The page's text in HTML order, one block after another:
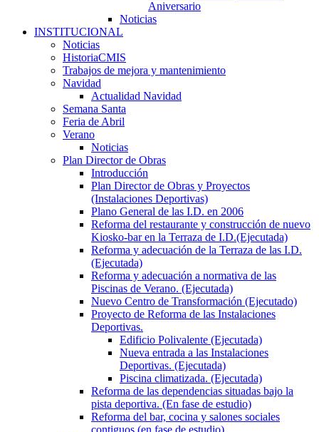
Aniversario
Noticias
INSTITUCIONAL
Noticias
HistoriaCMIS
Trabajos de mejora y mantenimiento
Navidad
Actualidad Navidad
Semana Santa
Feria de Abril
Verano
Noticias
Plan Director de Obras
Introducción
Plan Director de Obras y Proyectos
(Instalaciones Deportivas)
Plano General de las I.D. en 2006
Reforma del restaurante y construcción de nuevo
Kiosko-bar en la Terraza de I.D.(Ejecutada)
Reforma y adecuación de la Terraza de las I.D.
(Ejecutada)
Reforma y adecuación a normativa de las
Piscinas de Verano. (Ejecutada)
Nuevo Centro de Transformación (Ejecutado)
Proyecto de Reforma de las Instalaciones
Deportivas.
Edificio Polivalente (Ejecutada)
Nueva entrada a las Instalaciones
Deportivas. (Ejecutada)
Piscina climatizada. (Ejecutada)
Reforma de las dependencias situadas bajo la
pista deportiva. (En fase de estudio)
Reforma del bar, cocina y salones sociales
contiguos (en fase de estudio)